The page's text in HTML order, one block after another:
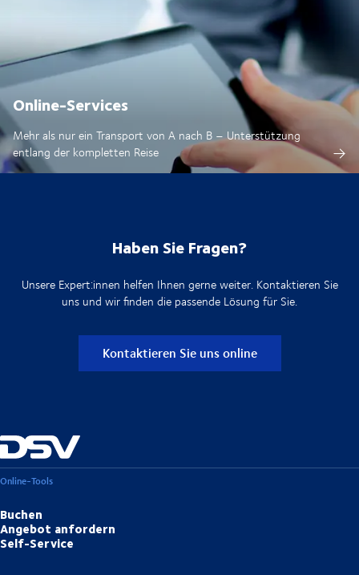
Online-Services
Mehr als nur ein Transport von A nach B – Unterstützung
entlang der kompletten Reise
Haben Sie Fragen?
Unsere Expert:innen helfen Ihnen gerne weiter. Kontaktieren Sie
uns und wir finden die passende Lösung für Sie.
Kontaktieren Sie uns online
Online-Tools
Buchen
Angebot anfordern
Self-Service